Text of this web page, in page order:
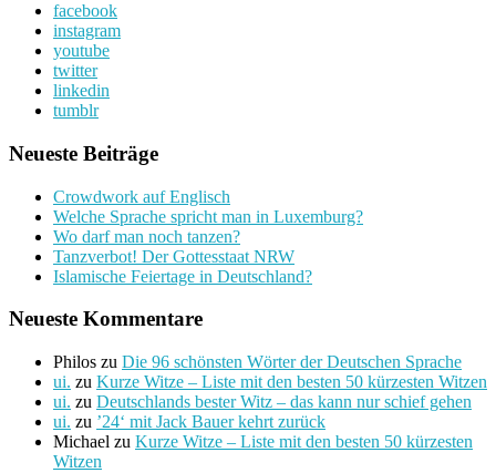
facebook
instagram
youtube
twitter
linkedin
tumblr
Neueste Beiträge
Crowdwork auf Englisch
Welche Sprache spricht man in Luxemburg?
Wo darf man noch tanzen?
Tanzverbot! Der Gottesstaat NRW
Islamische Feiertage in Deutschland?
Neueste Kommentare
Philos zu Die 96 schönsten Wörter der Deutschen Sprache
ui. zu Kurze Witze – Liste mit den besten 50 kürzesten Witzen
ui. zu Deutschlands bester Witz – das kann nur schief gehen
ui. zu ’24‘ mit Jack Bauer kehrt zurück
Michael zu Kurze Witze – Liste mit den besten 50 kürzesten
Witzen